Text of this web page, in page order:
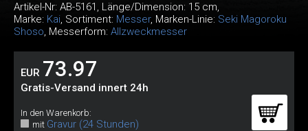
Artikel-Nr: AB-5161 , Länge/Dimension: 15 cm,
Marke: Kai, Sortiment: Messer, Marken-Linie: Seki Magoroku
Shoso, Messerform: Allzweckmesser
EUR 73.97
Gratis-Versand innert 24h
In den Warenkorb:
mit Gravur (24 Stunden)